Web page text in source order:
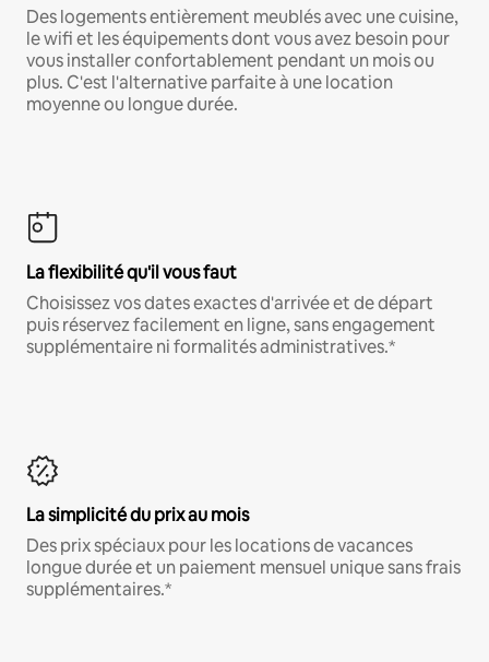
Des logements entièrement meublés avec une cuisine,
le wifi et les équipements dont vous avez besoin pour
vous installer confortablement pendant un mois ou
plus. C'est l'alternative parfaite à une location
moyenne ou longue durée.
La flexibilité qu'il vous faut
Choisissez vos dates exactes d'arrivée et de départ
puis réservez facilement en ligne, sans engagement
supplémentaire ni formalités administratives.*
La simplicité du prix au mois
Des prix spéciaux pour les locations de vacances
longue durée et un paiement mensuel unique sans frais
supplémentaires.*